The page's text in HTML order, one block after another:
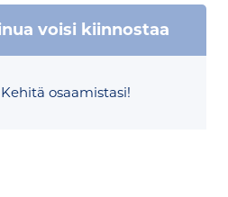
voisi kiinnostaa
Kehitä osaamistasi!